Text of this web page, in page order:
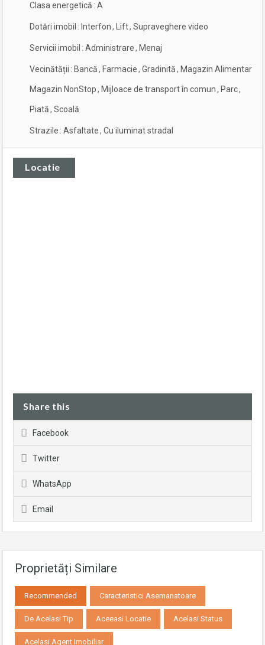
Clasa energetică : A
Dotări imobil : Interfon, Lift, Supraveghere video
Servicii imobil : Administrare, Menaj
Vecinătății : Bancă, Farmacie, Gradinită, Magazin Alimentar
Magazin NonStop, Mijloace de transport în comun, Parc,
Piată, Scoală
Strazile : Asfaltate, Cu iluminat stradal
Locatie
Share this
Facebook
Twitter
WhatsApp
Email
Proprietăți Similare
Recommended Caracteristici Asemanatoare
De Acelasi Tip Aceeasi Locatie Acelasi Status
Acelasi Agent Imobiliar